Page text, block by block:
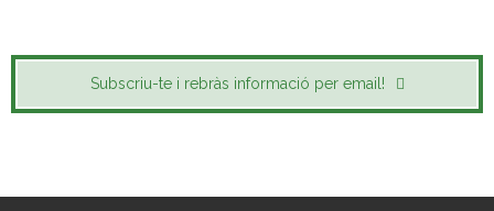
Subscriu-te i rebràs informació per email!